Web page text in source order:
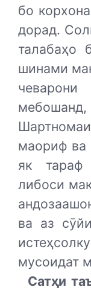
бо
дорад.
талабаҳо
шинами
маориф ва
як тараф
либоси
ва аз
мусоидат
Сатҳи